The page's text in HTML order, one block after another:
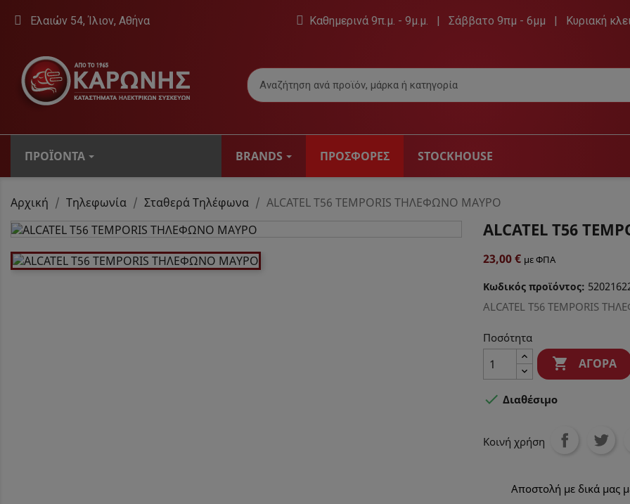
Ελαιών 54, Ίλιον, Αθήνα Καθημερινά 9π.μ. - 9μ.μ. | Σάββατο 9πμ - 6μμ | Κυριακή
ΠΡΟΪΌΝΤΑ
ΤΗΛΕΟΡΆΣΕΙΣ & ΑΞΕΣΟΥΆΡ
Βάσεις Τηλεόρασης
Εσωτερικές Κεραίες
Τηλεοράσεις
ΉΧΟΣ
Hi-Fi & Ραδιόφωνα
Πηγές Αυτοκινήτου
Φορητά CD player
Dvd
BRANDS ΠΡΟΣΦΟΡΕΣ STOCKHOUSE
Αρχική Τηλεφωνία Σταθερά Τηλέφωνα ALCATEL T56 TEMPORIS ΤΗΛΕΦΩΝΟ ΜΑΥΡΟ
ALCATEL T56
23,00 € με ΦΠΑ
Κωδικός προϊόντος:
ALCATEL T56 TEMPORIS
Ποσότητα
 ΑΓΟΡΆ
 Διαθέσιμο
Κοινή χρήση
Αποστολή με δικά μας